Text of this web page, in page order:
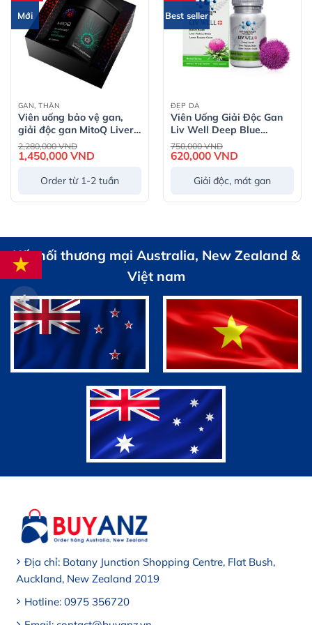
Mới
GAN, THẬN
Viên uống bảo vệ gan,
giải độc gan MitoQ Liver
Metabolism 60 Viên
2,280,000VND
gốc
là:
1,450,000 VNDGiá
là:
Order từ 1-2 tuần
Best seller
ĐẸP DA
Viên Uống Giải Độc Gan
Liv Well Deep Blue
Health 660mg – Hộp 30
viên
750,000VND
gốc
là:
620,000 VNDGiá
là:
Giải độc, mát gan
Kết nối thương mại Australia, New Zealand &
Việt nam
Địa chỉ: Botany Junction Shopping Centre, Flat Bush,
Auckland, New Zealand 2019
Hotline: 0975 356720